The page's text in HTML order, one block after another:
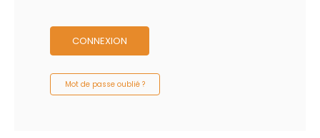
CONNEXION
Mot de passe oublié ?